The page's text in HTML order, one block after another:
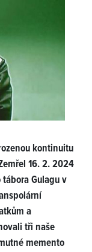
kontinuitu
16. 2. 2024
Gulagu v
a
tři naše
memento